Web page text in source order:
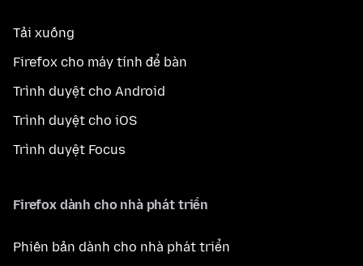
Tải xuống
Firefox cho máy tính để bàn
Trình duyệt cho Android
Trình duyệt cho iOS
Trình duyệt Focus
Firefox dành cho nhà phát triển
Phiên bản dành cho nhà phát triển